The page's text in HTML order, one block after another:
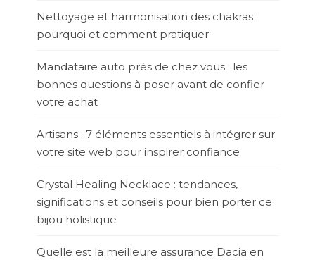
Nettoyage et harmonisation des chakras :
pourquoi et comment pratiquer
Mandataire auto près de chez vous : les
bonnes questions à poser avant de confier
votre achat
Artisans : 7 éléments essentiels à intégrer sur
votre site web pour inspirer confiance
Crystal Healing Necklace : tendances,
significations et conseils pour bien porter ce
bijou holistique
Quelle est la meilleure assurance Dacia en